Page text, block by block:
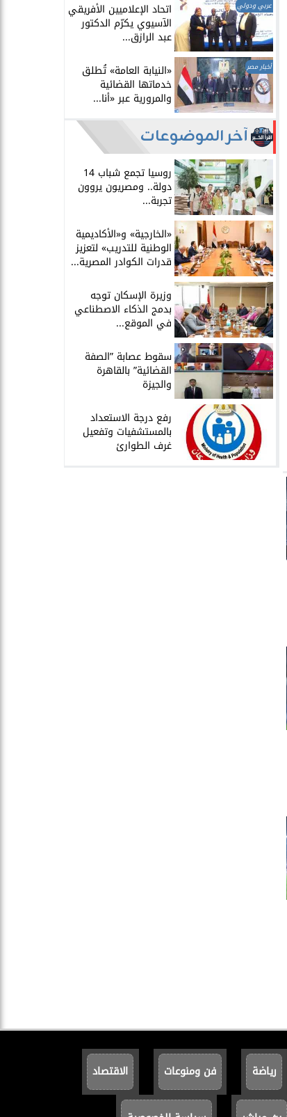
عربي ودولي اتحاد الإعلاميين الأفريقي
الآسيوي يكرّم الدكتور
عبد الرازق...
أخبار مصر ​«النيابة العامة» تُطلق
خدماتها القضائية
والمرورية عبر «أنا...
آخر الموضوعات
روسيا تجمع شباب 14
دولة.. ومصريون يروون
تجربة...
​«الخارجية» و«الأكاديمية
الوطنية للتدريب» لتعزيز
قدرات الكوادر المصرية...
​وزيرة الإسكان توجه
بدمج الذكاء الاصطناعي
في الموقع...
سقوط عصابة ”الصفة
القضائية” بالقاهرة
والجيزة
​رفع درجة الاستعداد
بالمستشفيات وتفعيل
غرف الطوارئ
رياضة فن ومنوعات الاقتصاد